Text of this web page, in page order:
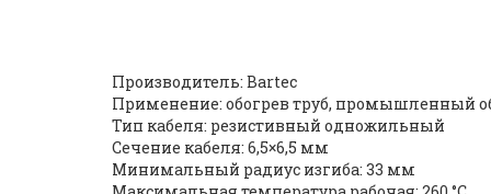
Производитель: Bartec
Применение: обогрев труб, промышленный
Тип кабеля: резистивный одножильный
Сечение кабеля: 6,5×6,5 мм
Минимальный радиус изгиба: 33 мм